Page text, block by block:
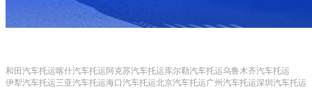
和田汽车托运喀什汽车托运阿克苏汽车托运库尔勒汽车托运乌鲁木齐汽车托运
伊犁汽车托运三亚汽车托运海口汽车托运北京汽车托运广州汽车托运深圳汽车托运